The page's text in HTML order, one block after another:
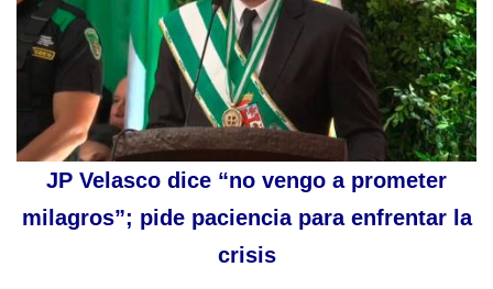
JP Velasco dice “no vengo a prometer
milagros”; pide paciencia para enfrentar la
crisis